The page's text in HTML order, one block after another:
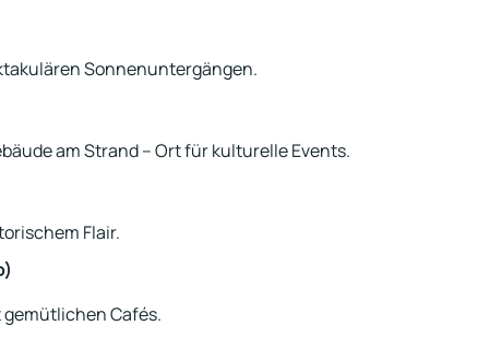
Sonnenuntergängen.
am Strand – Ort für kulturelle Events.
Flair.
gemütlichen Cafés.